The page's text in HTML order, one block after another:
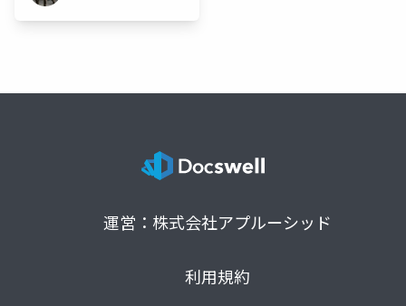
運営：株式会社アプルーシッド
利用規約